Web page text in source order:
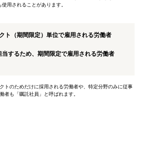
使用されることがあります。
ト（期間限定）単位で雇用される労働者
当するため、期間限定で雇用される労働者
トのためだけに採用される労働者や、特定分野のみに従事
者も「嘱託社員」と呼ばれます。